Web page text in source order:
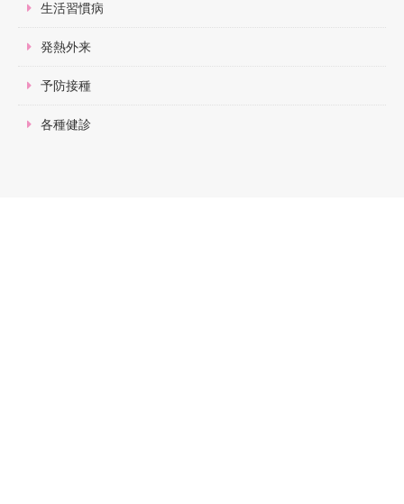
生活習慣病
発熱外来
予防接種
各種健診